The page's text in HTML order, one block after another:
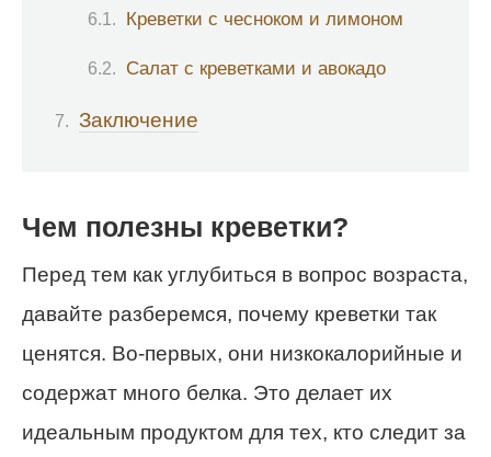
Креветки с чесноком и лимоном
Салат с креветками и авокадо
Заключение
Чем полезны креветки?
Перед тем как углубиться в вопрос возраста,
давайте разберемся, почему креветки так
ценятся. Во-первых, они низкокалорийные и
содержат много белка. Это делает их
идеальным продуктом для тех, кто следит за